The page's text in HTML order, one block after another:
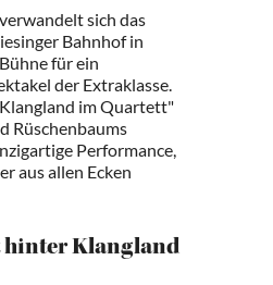
sich das
Bahnhof in
für ein
der Extraklasse.
im Quartett"
Rüschenbaums
Performance,
aus allen Ecken
hinter Klangland